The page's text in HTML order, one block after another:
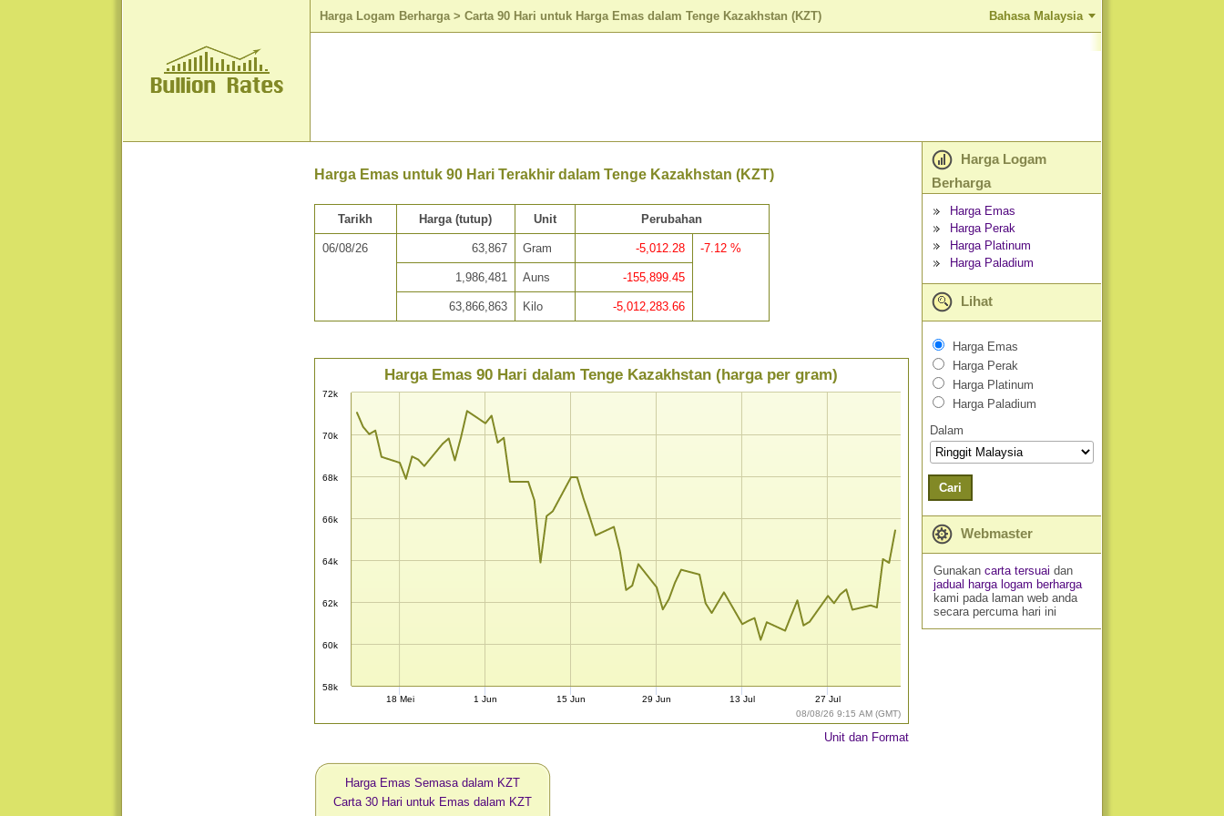
Harga Logam Berharga > Carta 90 Hari untuk Harga Emas dalam Tenge Kazakhstan (KZT) Bahasa Malaysia
Harga Emas untuk 90 Hari Terakhir dalam Tenge Kazakhstan (KZT)
Tarikh Harga (tutup) Unit Perubahan
06/08/26 63,867 Gram -5,012.28 -7.12 %
1,986,481 Auns -155,899.45
63,866,863 Kilo -5,012,283.66
08/08/26 9:15 AM (GMT)
Harga Emas 90 Hari dalam Tenge Kazakhstan (harga per gram)
58k
60k
62k
64k
66k
68k
70k
72k
18 Mei 1 Jun 15 Jun 29 Jun 13 Jul 27 Jul
Unit dan Format
Harga Emas Semasa dalam KZT
Carta 30 Hari untuk Emas dalam KZT
Harga Logam
Berharga
Harga Emas
Harga Perak
Harga Platinum
Harga Paladium
Lihat
Harga Emas
Harga Perak
Harga Platinum
Harga Paladium
Dalam
Cari
Webmaster
Gunakan carta tersuai dan
jadual harga logam berharga
kami pada laman web anda
secara percuma hari ini